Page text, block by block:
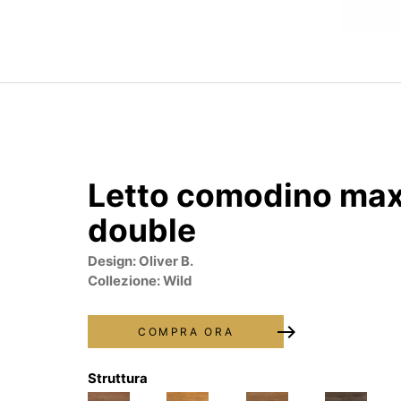
Letto comodino
double
Design: Oliver B.
Collezione: Wild
COMPRA ORA east
Struttura